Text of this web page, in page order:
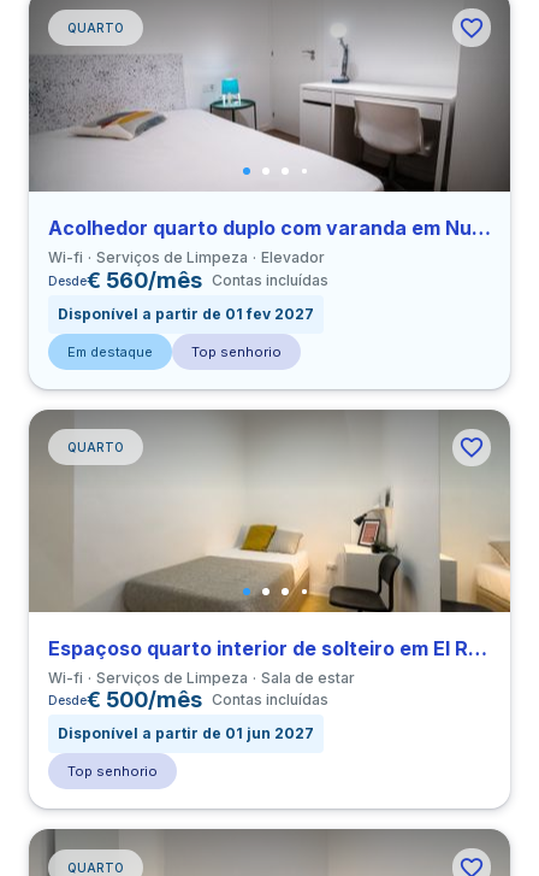
QUARTO
Acolhedor quarto duplo com varanda em Nueva Izquierda de Eixample perto de UBL
Wi-fi Serviços de Limpeza Elevador
Desde€ 560/mês Contas incluídas
Disponível a partir de 01 fev 2027
Em destaque Top senhorio
QUARTO
Espaçoso quarto interior de solteiro em El Raval perto de ELISAVA
Wi-fi Serviços de Limpeza Sala de estar
Desde€ 500/mês Contas incluídas
Disponível a partir de 01 jun 2027
Top senhorio
QUARTO